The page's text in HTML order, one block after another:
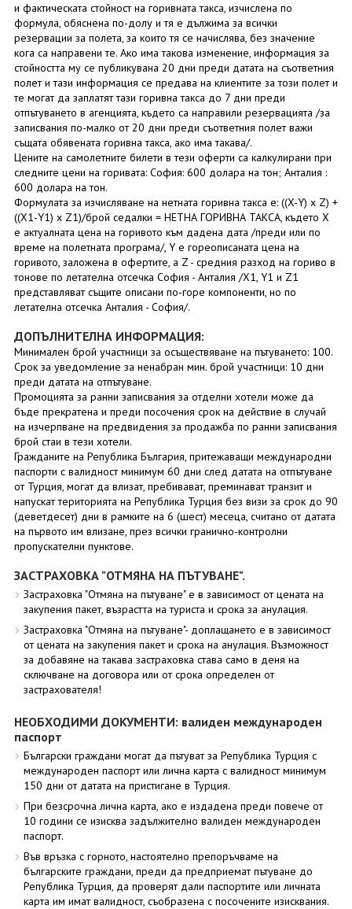
и фактическата стойност на горивната такса, изчислена по
формула, обяснена по-долу и тя е дължима за всички
резервации за полета, за които тя се начислява, без значение
кога са направени те. Ако има такова изменение, информация за
стойността му се публикувана 20 дни преди датата на съответния
полет и тази информация се предава на клиентите за този полет и
те могат да заплатят тази горивна такса до 7 дни преди
отпътуването в агенцията, където са направили резервацията /за
записвания по-малко от 20 дни преди съответния полет важи
същата обявената горивна такса, ако има такава/.
Цените на самолетните билети в тези оферти са калкулирани при
следните цени на горивата: София: 600 долара на тон; Анталия :
600 долара на тон.
Формулата за изчисляване на нетната горивна такса е: ((X-Y) x Z) +
((X1-Y1) x Z1)/брой седалки = НЕТНА ГОРИВНА ТАКСА, където X
е актуалната цена на горивото към дадена дата /преди или по
време на полетната програма/, Y е гореописаната цена на
горивото, заложена в офертите, а Z - средния разход на гориво в
тонове по летателна отсечка София - Анталия /X1, Y1 и Z1
представляват същите описани по-горе компоненти, но по
летателна отсечка Анталия - София/.
ДОПЪЛНИТЕЛНА ИНФОРМАЦИЯ:
Минимален брой участници за осъществяване на пътуването: 100.
Срок за уведомление за ненабран мин. брой участници: 10 дни
преди датата на отпътуване.
Промоцията за ранни записвания за отделни хотели може да
бъде прекратена и преди посочения срок на действие в случай
на изчерпване на предвидения за продажба по ранни записвания
брой стаи в тези хотели.
Гражданите на Република България, притежаващи международни
паспорти с валидност минимум 60 дни след датата на отпътуване
от Турция, могат да влизат, пребивават, преминават транзит и
напускат територията на Република Турция без визи за срок до 90
(деветдесет) дни в рамките на 6 (шест) месеца, считано от датата
на първото им влизане, през всички гранично-контролни
пропускателни пунктове.
ЗАСТРАХОВКА "ОТМЯНА НА ПЪТУВАНЕ".
Застраховка "Отмяна на пътуване" е в зависимост от цената на
закупения пакет, възрастта на туриста и срока за анулация.
Застраховка "Отмяна на пътуване"- доплащането е в зависимост
от цената на закупения пакет и срока на анулация. Възможност
за добавяне на такава застраховка става само в деня на
сключване на договора или от срока определен от
застрахователя!
НЕОБХОДИМИ ДОКУМЕНТИ: валиден международен
паспорт
Български граждани могат да пътуват за Република Турция с
международен паспорт или лична карта с валидност минимум
150 дни от датата на пристигане в Турция.
При безсрочна лична карта, ако е издадена преди повече от
10 години се изисква задължително валиден международен
паспорт.
Във връзка с горното, настоятелно препоръчваме на
българските граждани, преди да предприемат пътуване до
Република Турция, да проверят дали паспортите или личната
карта им имат валидност, съобразена с посочените изисквания.